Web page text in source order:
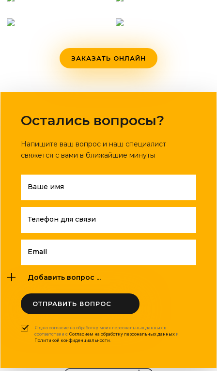
ЗАКАЗАТЬ ОНЛАЙН
Остались вопросы?
Напишите ваш вопрос и наш специалист
свяжется с вами в ближайшие минуты
Ваше имя
Телефон для связи
Email
Добавить вопрос ...
ОТПРАВИТЬ ВОПРОС
Я даю согласие на обработку моих персональных данных в
соответствии с Согласием на обработку персональных данных и
Политикой конфиденциальности